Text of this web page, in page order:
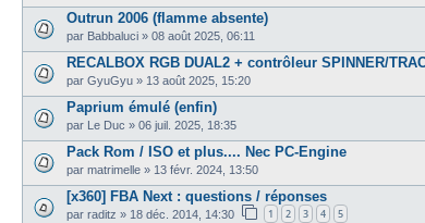
Outrun 2006 (flamme absente)
par Babbaluci » 08 août 2025, 06:11
RECALBOX RGB DUAL2 + contrôleur SPINNER/
par GyuGyu » 13 août 2025, 15:20
Paprium émulé (enfin)
par Le Duc » 06 juil. 2025, 18:35
Pack Rom / ISO et plus.... Nec PC-Engine
par matrimelle » 13 févr. 2024, 13:50
[x360] FBA Next : questions / réponses
par raditz » 18 déc. 2014, 14:30 1 2 3 4 5